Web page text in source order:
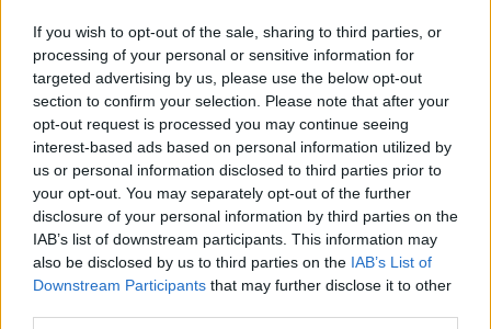
If you wish to opt-out of the sale, sharing to third parties, or
processing of your personal or sensitive information for
targeted advertising by us, please use the below opt-out
section to confirm your selection. Please note that after your
opt-out request is processed you may continue seeing
interest-based ads based on personal information utilized by
us or personal information disclosed to third parties prior to
your opt-out. You may separately opt-out of the further
disclosure of your personal information by third parties on the
IAB’s list of downstream participants. This information may
also be disclosed by us to third parties on the IAB’s List of
Downstream Participants that may further disclose it to other
στοιχείων.
Ειδικότερα:
για το 2019 ενημερώθηκαν 9.768
δικαιούχοι για ποσά ύψους 6,3 εκατ.
ευρώ
για το 2020 ενημερώθηκαν 11.779
δικαιούχοι για ποσά ύψους 27,4 εκατ.
ευρώ
για το 2021 ενημερώθηκαν 19.127